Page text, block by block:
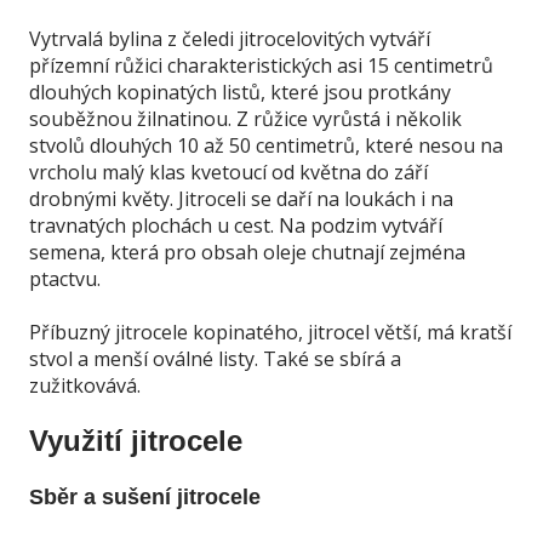
Vytrvalá bylina z čeledi jitrocelovitých vytváří
přízemní růžici charakteristických asi 15 centimetrů
dlouhých kopinatých listů, které jsou protkány
souběžnou žilnatinou. Z růžice vyrůstá i několik
stvolů dlouhých 10 až 50 centimetrů, které nesou na
vrcholu malý klas kvetoucí od května do září
drobnými květy. Jitroceli se daří na loukách i na
travnatých plochách u cest. Na podzim vytváří
semena, která pro obsah oleje chutnají zejména
ptactvu.
Příbuzný jitrocele kopinatého, jitrocel větší, má kratší
stvol a menší oválné listy. Také se sbírá a
zužitkovává.
Využití jitrocele
Sběr a sušení jitrocele